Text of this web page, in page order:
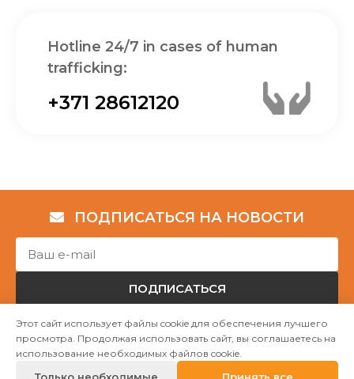
Hotline 24/7 in cases of human
trafficking:
+371 28612120
ПОДПИСАТЬСЯ НА НОВОСТИ
ПОДПИСАТЬСЯ
Авторские права © НГО „Убежище "Надёжный дом""
Этот сайт использует файлы cookie для обеспечения лучшего
просмотра. Продолжая использовать сайт, вы соглашаетесь на
использование необходимых файлов cookie.